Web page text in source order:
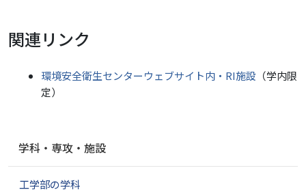
関連リンク
環境安全衛生センターウェブサイト内・RI施設 （学内限
定）
ゲ
学科・専攻・施設
工学部の学科